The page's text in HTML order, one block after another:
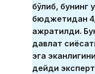
бўлиб, бунинг
бюджетидан
ажратилди.
давлат
эга
дейди эксперт